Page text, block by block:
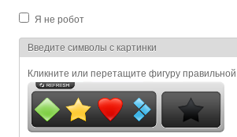
Я не робот
Я спамер
Введите символы с картинки
Кликните или перетащите фигуру